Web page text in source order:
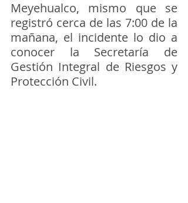
Meyehualco, mismo que se
registró cerca de las 7:00 de la
mañana, el incidente lo dio a
conocer la Secretaría de
Gestión Integral de Riesgos y
Protección Civil.